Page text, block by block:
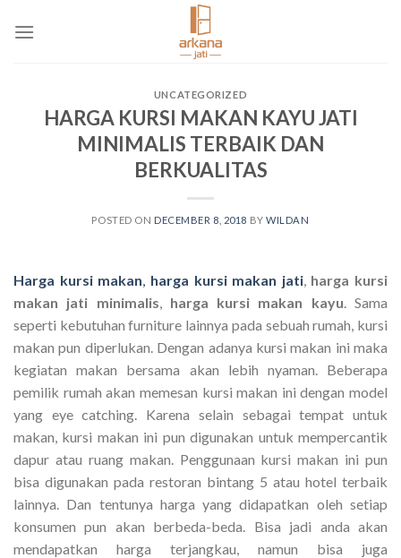
UNCATEGORIZED
HARGA KURSI MAKAN KAYU JATI
MINIMALIS TERBAIK DAN
BERKUALITAS
POSTED ON DECEMBER 8, 2018 BYWILDAN
Harga kursi makan harga kursi makan jati, harga kursi
makan jati minimalis
harga kursi makan kayu . Sama
seperti kebutuhan furniture lainnya pada sebuah rumah, kursi
makan pun diperlukan. Dengan adanya kursi makan ini maka
kegiatan makan bersama akan lebih nyaman. Beberapa
pemilik rumah akan memesan kursi makan ini dengan model
yang eye catching. Karena selain sebagai tempat untuk
makan, kursi makan ini pun digunakan untuk mempercantik
dapur atau ruang makan. Penggunaan kursi makan ini pun
bisa digunakan pada restoran bintang 5 atau hotel terbaik
lainnya. Dan tentunya harga yang didapatkan oleh setiap
konsumen pun akan berbeda-beda. Bisa jadi anda akan
mendapatkan harga terjangkau, namun bisa juga